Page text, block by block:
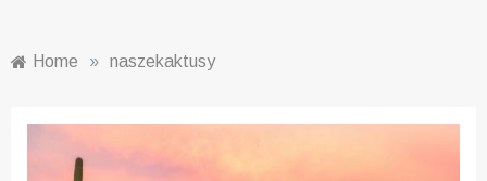
Home » naszekaktusy